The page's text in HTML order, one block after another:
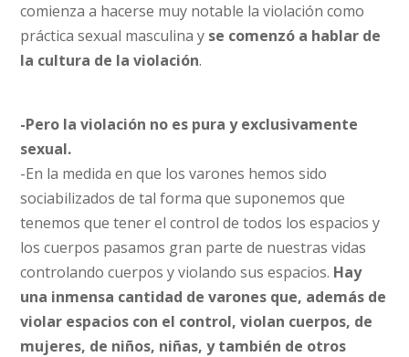
comienza a hacerse muy notable la violación como
práctica sexual masculina y se comenzó a hablar de
la cultura de la violación.
-Pero la violación no es pura y exclusivamente
sexual.
-En la medida en que los varones hemos sido
sociabilizados de tal forma que suponemos que
tenemos que tener el control de todos los espacios y
los cuerpos pasamos gran parte de nuestras vidas
controlando cuerpos y violando sus espacios. Hay
una inmensa cantidad de varones que, además de
violar espacios con el control, violan cuerpos, de
mujeres, de niños, niñas, y también de otros